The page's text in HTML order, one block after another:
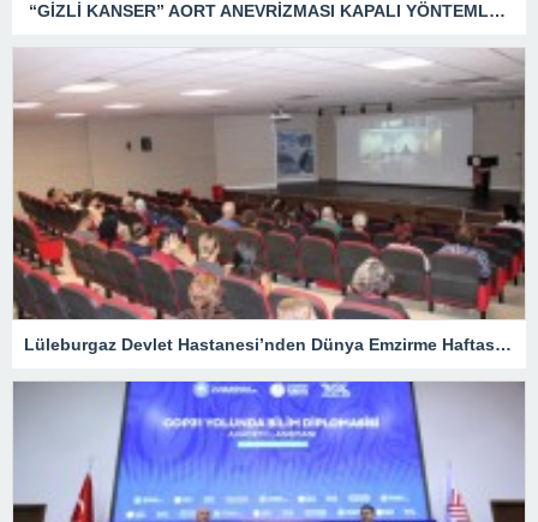
“GİZLİ KANSER” AORT ANEVRİZMASI KAPALI YÖNTEMLE TEDAVİ EDİLDİ
Lüleburgaz Devlet Hastanesi’nden Dünya Emzirme Haftası Katılımı